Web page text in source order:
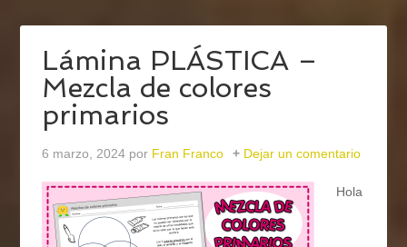
Lámina PLÁSTICA –
Mezcla de colores
primarios
6 marzo, 2024 por Fran Franco Dejar un comentario
Hola